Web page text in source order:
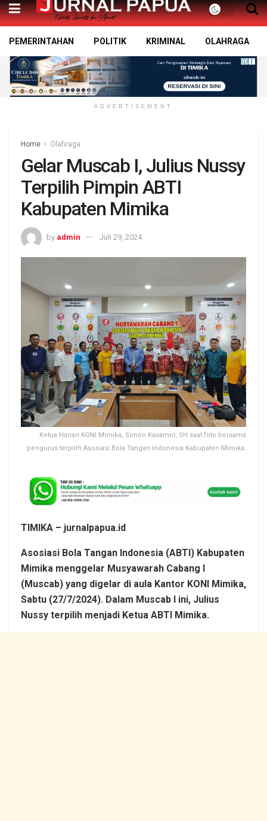
PEMERINTAHAN POLITIK KRIMINAL OLAHRAGA
ADVERTISEMENT
Home Olahraga
Gelar Muscab I, Julius Nussy
Terpilih Pimpin ABTI
Kabupaten Mimika
by admin Juli 29, 2024
Ketua Harian KONI Mimika, Simon Kasamol, SH saat foto bersama
pengurus terpilih Asosiasi Bola Tangan Indonesia Kabupaten Mimika.
TIMIKA – jurnalpapua.id
Asosiasi Bola Tangan Indonesia (ABTI) Kabupaten
Mimika menggelar Musyawarah Cabang I
(Muscab) yang digelar di aula Kantor KONI Mimika,
Sabtu (27/7/2024). Dalam Muscab I ini, Julius
Nussy terpilih menjadi Ketua ABTI Mimika.